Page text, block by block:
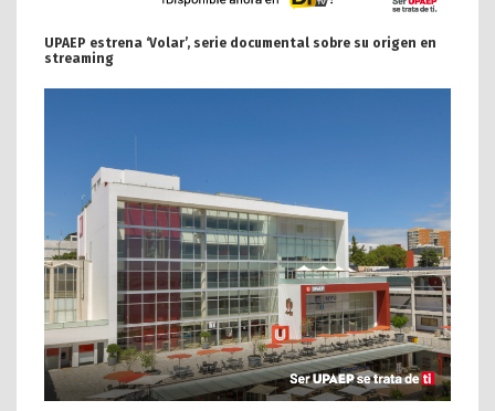
UPAEP estrena ‘Volar’, serie documental sobre su origen en
streaming